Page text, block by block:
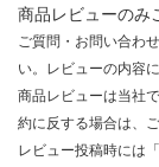
商品レビューのみ
ご質問・お問い合わ
い。レビューの内容
商品レビューは当社
約に反する場合は、
レビュー投稿時には